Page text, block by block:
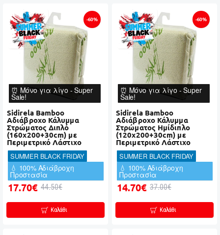
⏰ Μόνο για λίγο - Super
Sale!
-60%
Sidirela Bamboo
Αδιάβροχο Κάλυμμα
Στρώματος Διπλό
(160x200+30cm) με
Περιμετρικό Λάστιχο
SUMMER BLACK FRIDAY
💧 100% Αδιάβροχη
Προστασία
17.70€ 44.50€
Καλάθι
⏰ Μόνο για λίγο - Super
Sale!
-60%
Sidirela Bamboo
Αδιάβροχο Κάλυμμα
Στρώματος Ημίδιπλο
(120x200+30cm) με
Περιμετρικό Λάστιχο
SUMMER BLACK FRIDAY
💧 100% Αδιάβροχη
Προστασία
14.70€ 37.00€
Καλάθι